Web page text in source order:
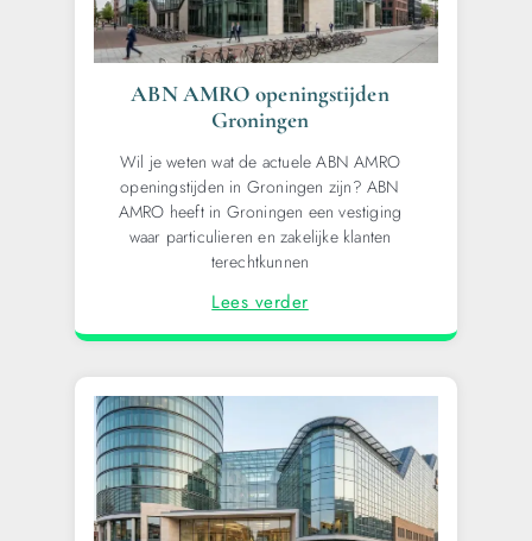
ABN AMRO openingstijden
Groningen
Wil je weten wat de actuele ABN AMRO
openingstijden in Groningen zijn? ABN
AMRO heeft in Groningen een vestiging
waar particulieren en zakelijke klanten
terechtkunnen
Lees verder